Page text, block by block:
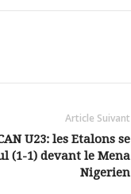
Article Suivant
U23: les Etalons se
(1-1) devant le Mena
Nigerien